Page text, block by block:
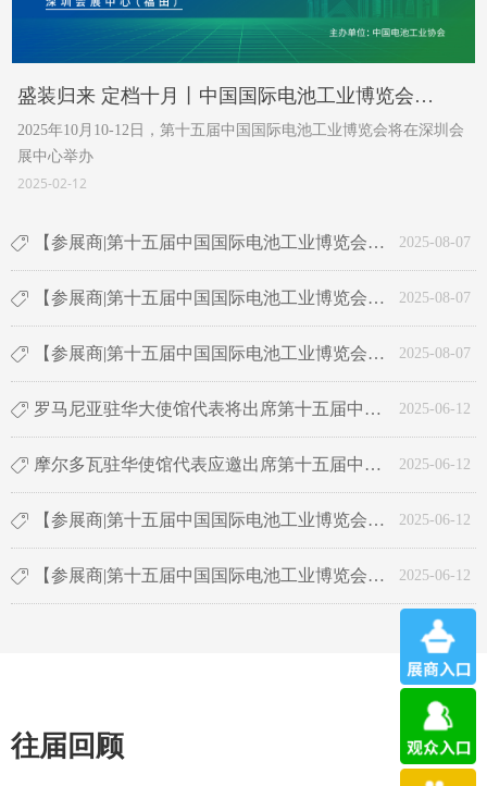
盛装归来 定档十月丨中国国际电池工业博览会
暨“INES2025”将于深圳召开
2025年10月10-12日，第十五届中国国际电池工业博览会将在深圳会
展中心举办
2025-02-12
2025-08-07
ꁰ 【参展商|第十五届中国国际电池工业博览会】江苏海宝电源科技有限公司
2025-08-07
ꁰ 【参展商|第十五届中国国际电池工业博览会】广东西屋康达空调有限公司
2025-08-07
ꁰ 【参展商|第十五届中国国际电池工业博览会】达索析统（上海）信息技术有限公司
2025-06-12
ꁰ 罗马尼亚驻华大使馆代表将出席第十五届中国国际电池工业博览会，共启中罗新能源合作
2025-06-12
ꁰ 摩尔多瓦驻华使馆代表应邀出席第十五届中国国际电池工业博览会，助推中摩新能源合作！
2025-06-12
ꁰ 【参展商|第十五届中国国际电池工业博览会】山东金科力电源科技有限公司
2025-06-12
ꁰ 【参展商|第十五届中国国际电池工业博览会】福建省闽华电源股份有限公司
往届回顾